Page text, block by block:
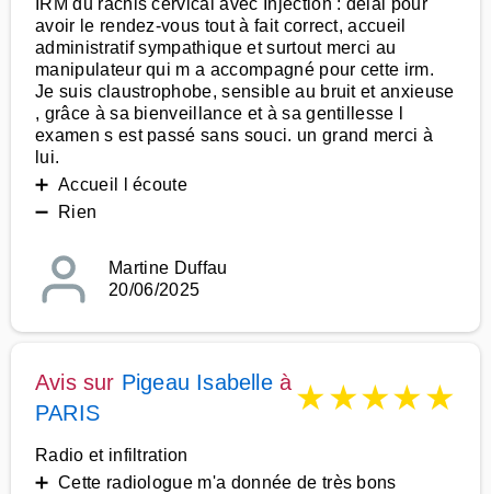
IRM du rachis cervical avec Injection : délai pour
avoir le rendez-vous tout à fait correct, accueil
administratif sympathique et surtout merci au
manipulateur qui m a accompagné pour cette irm.
Je suis claustrophobe, sensible au bruit et anxieuse
, grâce à sa bienveillance et à sa gentillesse l
examen s est passé sans souci. un grand merci à
lui.
➕ Accueil l écoute
➖ Rien
Martine Duffau
20/06/2025
Avis sur Pigeau Isabelleà
PARIS
★★★★★
Radio et infiltration
➕ Cette radiologue m'a donnée de très bons